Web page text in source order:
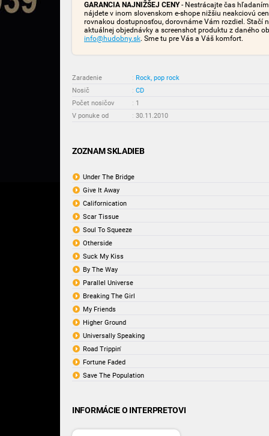
GARANCIA NAJNIŽŠEJ CENY- Nestrácajte čas
nájdete v inom slovenskom e-shope nižšiu neakciovú
rovnakou dostupnosťou, dorovnáme Vám rozdiel. Stačí
aktuálnej objednávky a screenshot produktu z daného
info@hudobny.sk. Sme tu pre Vás a Váš komfort.
Zaradenie : Rock, pop rock
Nosič
: CD
Počet nosičov
: 1
V ponuke od
: 30.11.2010
ZOZNAM SKLADIEB
Under The Bridge
Give It Away
Californication
Scar Tissue
Soul To Squeeze
Otherside
Suck My Kiss
By The Way
Parallel Universe
Breaking The Girl
My Friends
Higher Ground
Universally Speaking
Road Trippin'
Fortune Faded
Save The Population
INFORMÁCIE O INTERPRETOVI